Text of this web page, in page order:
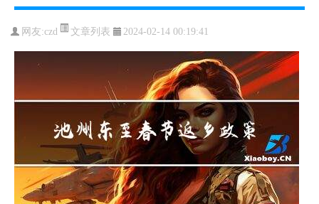
网友:czd 文章列表 2024-02-14 00:19:41